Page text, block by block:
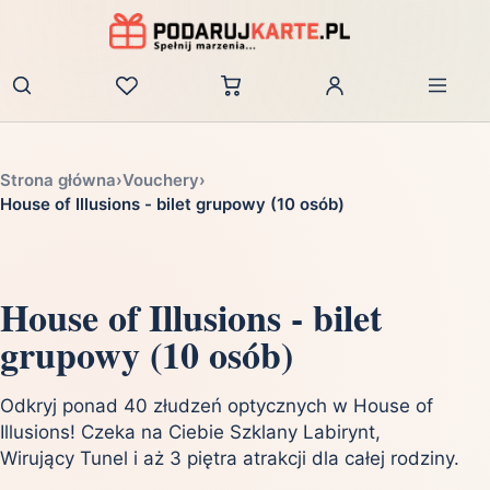
Zaloguj
Strona główna›Vouchery›
House of Illusions - bilet grupowy (10 osób)
House of Illusions - bilet
grupowy (10 osób)
Odkryj ponad 40 złudzeń optycznych w House of
Illusions! Czeka na Ciebie Szklany Labirynt,
Wirujący Tunel i aż 3 piętra atrakcji dla całej rodziny.